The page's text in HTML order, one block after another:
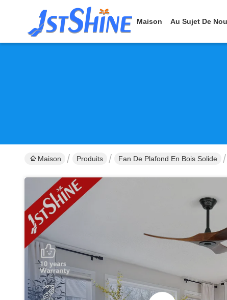
Maison Au Sujet De
Maison Produits Fan De Plafond En Bois Solide